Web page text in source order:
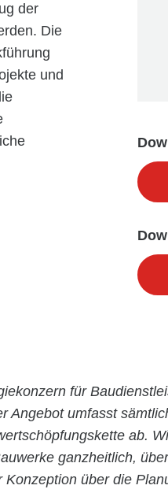
der
Die
und
für
Angebot umfasst
ab.
ganzheitlich,
über die